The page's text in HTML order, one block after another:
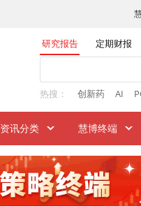
研究报告 定期财报
热搜： 创新药 AI
资讯分类 慧博终端